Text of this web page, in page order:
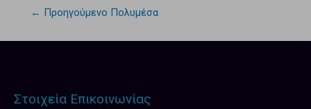
← Προηγούμενο Πολυμέσα
Στοιχεία Επικοινωνίας